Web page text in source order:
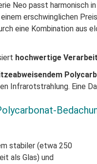
Neo passt harmonisch
erschwinglichen
eine Kombination aus
hochwertige
Infrarotstrahlung. Eine
stabiler (etwa 250
als Glas) und